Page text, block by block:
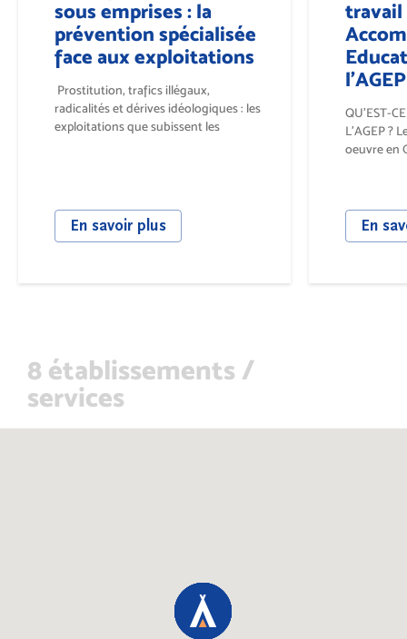
sous emprises : la
prévention spécialisée
face aux exploitations
Prostitution, trafics illégaux,
radicalités et dérives idéologiques : les
exploitations que subissent les
En savoir plus
travail
l'AGEP
QU’EST-
L’AGEP ?
oeuvre en
En
8 établissements /
services